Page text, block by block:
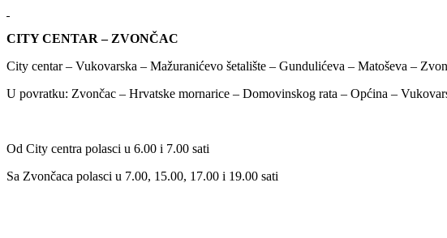
CITY CENTAR – ZVONČAC
City centar – Vukovarska – Mažuranićevo šetalište – Gundulićeva – Matoševa –
U povratku: Zvončac – Hrvatske mornarice – Domovinskog rata – Općina –
Od City centra polasci u 6.00 i 7.00 sati
Sa Zvončaca polasci u 7.00, 15.00, 17.00 i 19.00 sati